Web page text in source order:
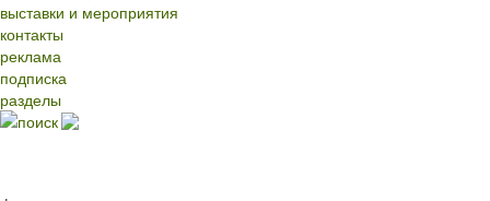
выставки и мероприятия
контакты
реклама
подписка
разделы
поиск